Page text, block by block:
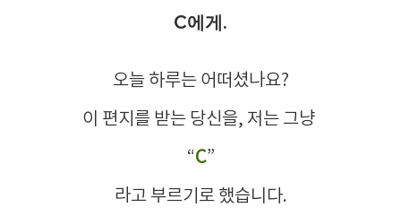
C에게.
오늘 하루는 어떠셨나요?
이 편지를 받는 당신을, 저는 그냥
“C”
라고 부르기로 했습니다.